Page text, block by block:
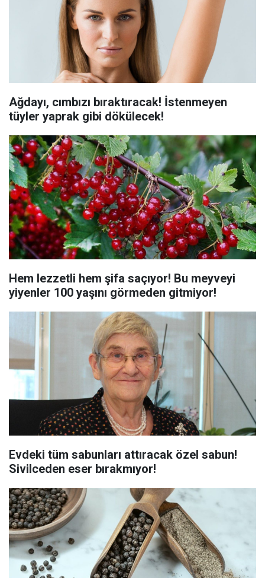
Ağdayı, cımbızı bıraktıracak! İstenmeyen
tüyler yaprak gibi dökülecek!
Hem lezzetli hem şifa saçıyor! Bu meyveyi
yiyenler 100 yaşını görmeden gitmiyor!
Evdeki tüm sabunları attıracak özel sabun!
Sivilceden eser bırakmıyor!